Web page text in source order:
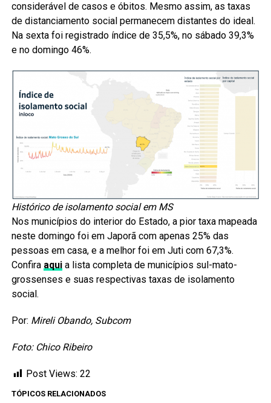
considerável de casos e óbitos. Mesmo assim, as taxas
de distanciamento social permanecem distantes do ideal.
Na sexta foi registrado índice de 35,5%, no sábado 39,3%
e no domingo 46%.
Histórico de isolamento social em MS
Nos municípios do interior do Estado, a pior taxa mapeada
neste domingo foi em Japorã com apenas 25% das
pessoas em casa, e a melhor foi em Juti com 67,3%.
Confira aquia lista completa de municípios sul-mato-
grossenses e suas respectivas taxas de isolamento
social.
Por: Mireli Obando, Subcom
Foto: Chico Ribeiro
Post Views: 22
TÓPICOS RELACIONADOS